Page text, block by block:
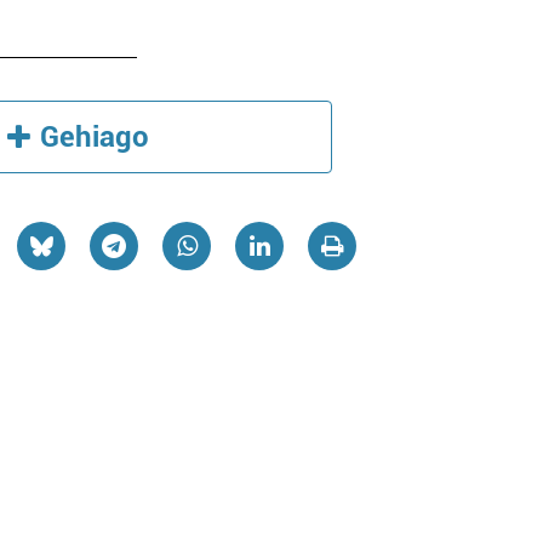
Gehiago